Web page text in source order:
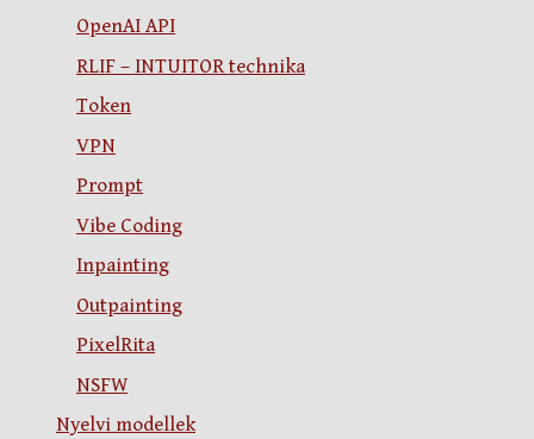
OpenAI API
RLIF – INTUITOR technika
Token
VPN
Prompt
Vibe Coding
Inpainting
Outpainting
PixelRita
NSFW
Nyelvi modellek